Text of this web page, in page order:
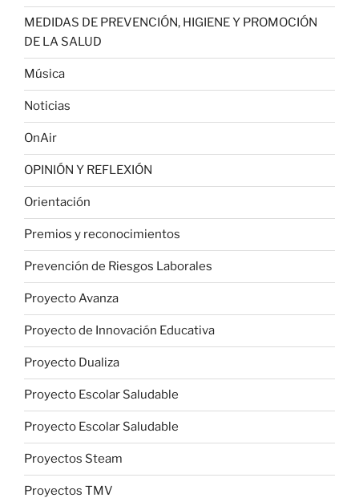
MEDIDAS DE PREVENCIÓN, HIGIENE Y PROMOCIÓN
DE LA SALUD
Música
Noticias
OnAir
OPINIÓN Y REFLEXIÓN
Orientación
Premios y reconocimientos
Prevención de Riesgos Laborales
Proyecto Avanza
Proyecto de Innovación Educativa
Proyecto Dualiza
Proyecto Escolar Saludable
Proyecto Escolar Saludable
Proyectos Steam
Proyectos TMV